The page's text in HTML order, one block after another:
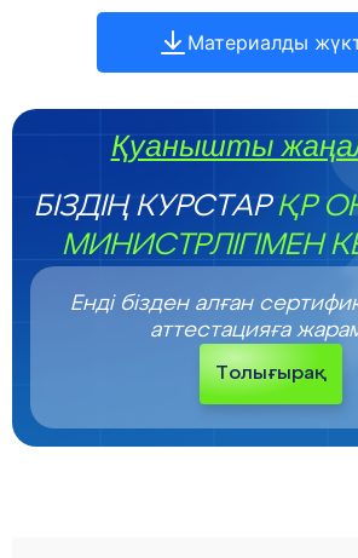
Материалды
Қуанышты
БІЗДІҢ КУРСТАРҚР
МИНИСТРЛІГІМЕН
Енді бізден алған
аттестацияға
Толығырақ